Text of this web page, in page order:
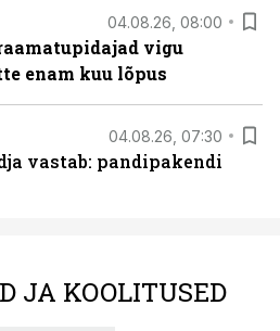
04.08.26, 08:00
vigu
enam kuu lõpus
04.08.26, 07:30
vastab: pandipakendi
JA KOOLITUSED